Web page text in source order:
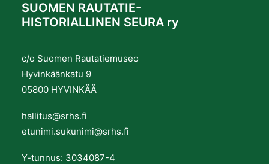
SUOMEN RAUTATIE-
HISTORIALLINEN SEURA ry
c/o Suomen Rautatiemuseo
Hyvinkäänkatu 9
05800 HYVINKÄÄ
hallitus@srhs.fi
etunimi.sukunimi@srhs.fi
Y-tunnus: 3034087-4